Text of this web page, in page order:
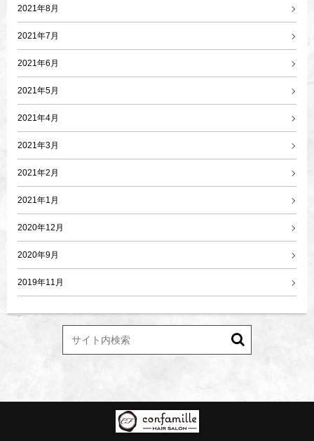
2021年8月
2021年7月
2021年6月
2021年5月
2021年4月
2021年3月
2021年2月
2021年1月
2020年12月
2020年9月
2019年11月